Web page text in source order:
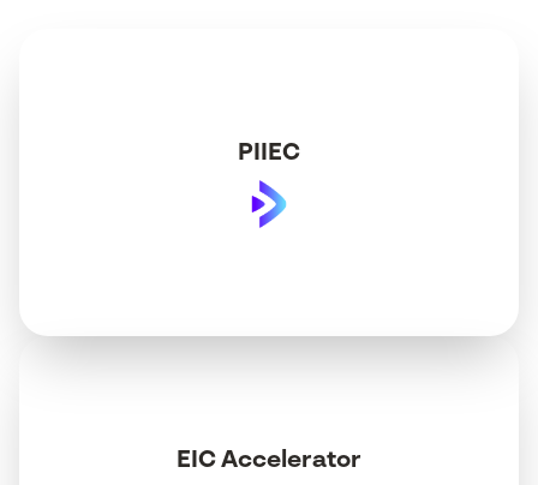
PIIEC
EIC Accelerator